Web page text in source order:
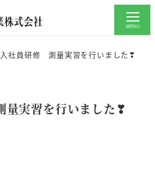
MENU
社員研修 測量実習を行いました❣
実習を行いました❣